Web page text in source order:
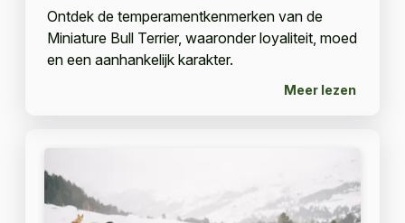
Ontdek de temperamentkenmerken van de
Miniature Bull Terrier, waaronder loyaliteit, moed
en een aanhankelijk karakter.
Meer lezen